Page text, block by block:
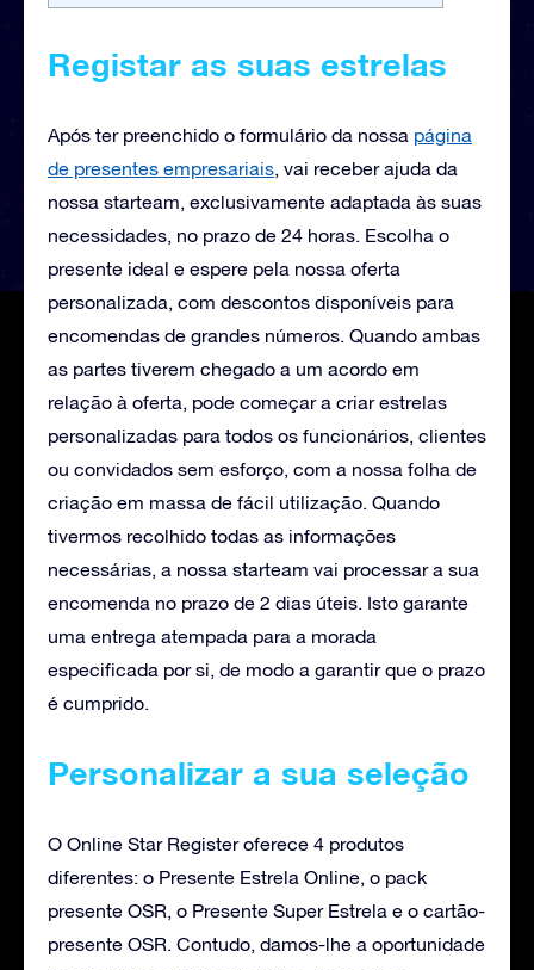
Registar as suas estrelas
Após ter preenchido o formulário da nossa página
de presentes empresariais, vai receberajuda da
nossa starteam, exclusivamente adaptada às suas
necessidades, no prazo de 24 horas. Escolha o
presente ideal e espere pela nossa oferta
personalizada, com descontos disponíveis para
encomendas de grandes números. Quando ambas
as partes tiverem chegado a um acordo em
relação à oferta, pode começar a criar estrelas
personalizadas para todos os funcionários, clientes
ou convidados sem esforço, com a nossa folha de
criação em massa de fácil utilização. Quando
tivermos recolhido todas as informações
necessárias, a nossa starteam vai processar a sua
encomenda no prazo de 2 dias úteis. Isto garante
uma entrega atempada para a morada
especificada por si, de modo a garantir que o prazo
é cumprido.
Personalizar a sua seleção
O Online Star Register oferece 4 produtos
diferentes: o Presente Estrela Online, o pack
presente OSR, o Presente Super Estrela e o cartão-
presente OSR. Contudo, damos-lhe a oportunidade